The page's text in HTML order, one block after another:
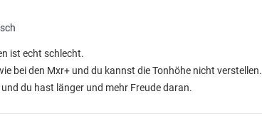
ist echt schlecht.
bei den Mxr+ und du kannst die Tonhöhe nicht verstellen.
du hast länger und mehr Freude daran.